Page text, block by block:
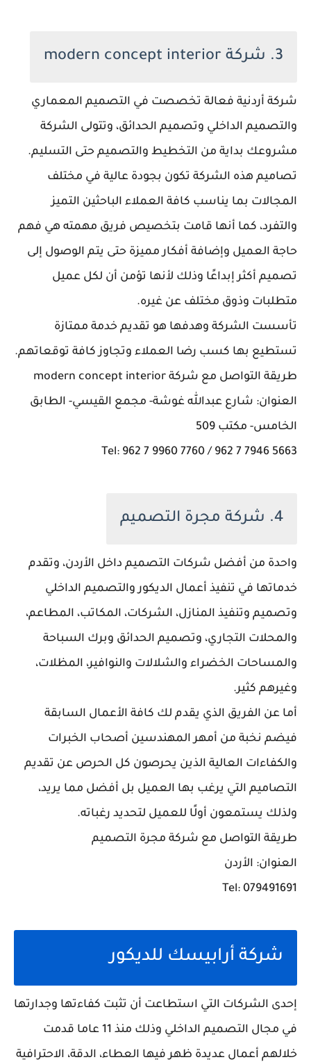
3. شركة modern concept interior
شركة أردنية فعالة تخصصت في التصميم المعماري
والتصميم الداخلي وتصميم الحدائق، وتتولى الشركة
مشروعك بداية من التخطيط والتصميم حتى التسليم.
تصاميم هذه الشركة تكون بجودة عالية في مختلف
المجالات بما يناسب كافة العملاء الباحثين التميز
والتفرد، كما أنها قامت بتخصيص فريق مهمته هي فهم
حاجة العميل وإضافة أفكار مميزة حتى يتم الوصول إلى
تصميم أكثر إبداعًا وذلك لأنها تؤمن أن لكل عميل
متطلبات وذوق مختلف عن غيره.
تأسست الشركة وهدفها هو تقديم خدمة ممتازة
تستطيع بها كسب رضا العملاء وتجاوز كافة توقعاتهم.
طريقة التواصل مع شركة modern concept interior
العنوان: شارع عبدالله غوشة- مجمع القيسي- الطابق
الخامس- مكتب 509
Tel: 962 7 9960 7760 / 962 7 7946 5663
4. شركة مجرة التصميم
واحدة من أفضل شركات التصميم داخل الأردن، وتقدم
خدماتها في تنفيذ أعمال الديكور والتصميم الداخلي
وتصميم وتنفيذ المنازل، الشركات، المكاتب، المطاعم،
والمحلات التجاري، وتصميم الحدائق وبرك السباحة
والمساحات الخضراء والشلالات والنوافير، المظلات،
وغيرهم كثير.
أما عن الفريق الذي يقدم لك كافة الأعمال السابقة
فيضم نخبة من أمهر المهندسين أصحاب الخبرات
والكفاءات العالية الذين يحرصون كل الحرص عن تقديم
التصاميم التي يرغب بها العميل بل أفضل مما يريد،
ولذلك يستمعون أولًا للعميل لتحديد رغباته.
طريقة التواصل مع شركة مجرة التصميم
العنوان: الأردن
Tel: 079491691
شركة أرابيسك للديكور
إحدى الشركات التي استطاعت أن تثبت كفاءتها وجدارتها
في مجال التصميم الداخلي وذلك منذ 11 عاما قدمت
خلالهم أعمال عديدة ظهر فيها العطاء، الدقة، الاحترافية